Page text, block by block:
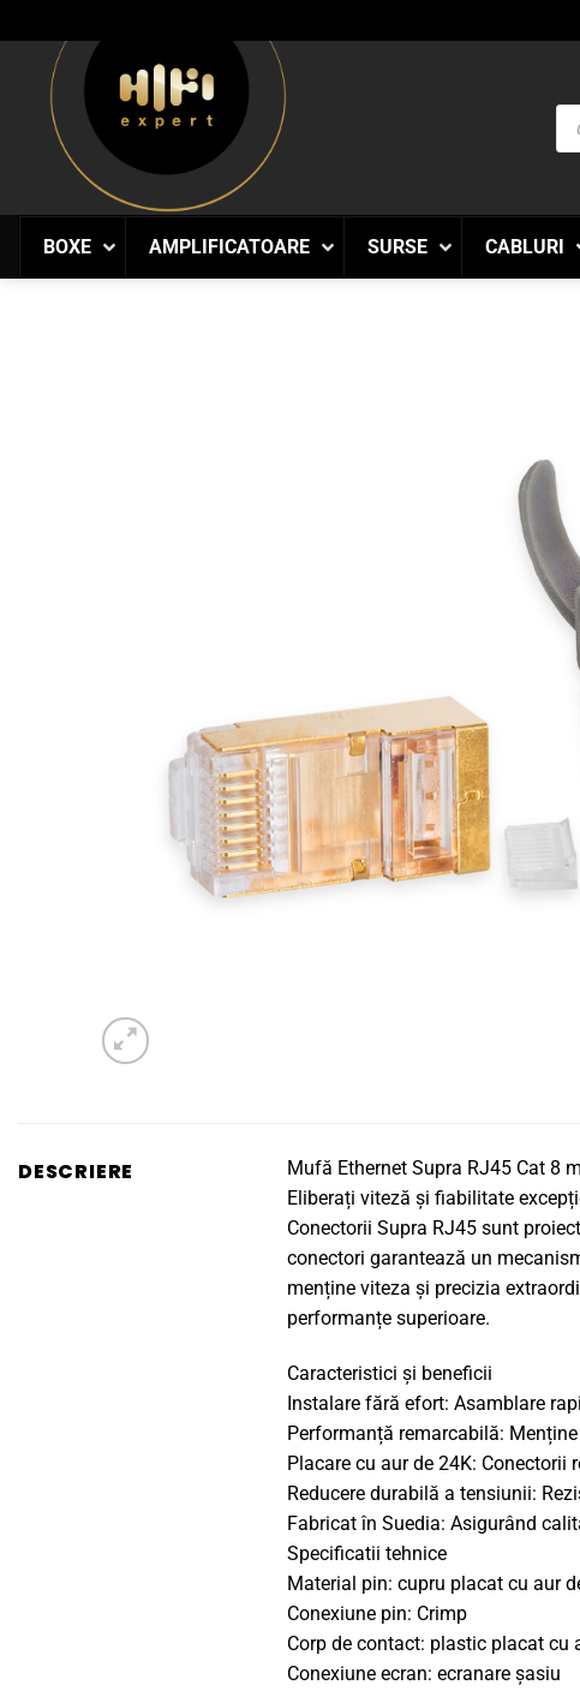
to
content
BOXE AMPLIFICATOARE SURSE CABLURI
DESCRIERE
Mufă Ethernet Supra RJ45 Cat 8
Eliberați viteză și fiabilitate
Conectorii Supra RJ45 sunt
conectori garantează un
menține viteza și precizia
performanțe superioare.
Caracteristici și beneficii
Instalare fără efort: Asamblare
Performanță remarcabilă:
Placare cu aur de 24K:
Reducere durabilă a tensiunii:
Fabricat în Suedia: Asigurând
Specificatii tehnice
Material pin: cupru placat cu aur
Conexiune pin: Crimp
Corp de contact: plastic placat cu
Conexiune ecran: ecranare șasiu